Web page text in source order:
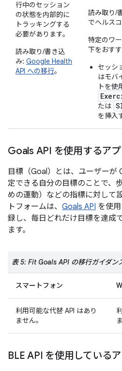
行中のセッション
の状態を内部的に
トラッキングする
必要があります。
読み取り/書き込
み: Google Health
API への移行。
読み取り/
でヘルス
特定のワ
下をおすす
セッシ
はモバ
トを使
たは
を挿入
Goals API を使用するアプ
目標（Goal）とは、ユーザーが
定できる自分の目標のことで、
めの運動）などの指標に対して
トフォームは、 Goals API を使
録し、毎日どれだけ目標を達成
ます。
表 5: Fit Goals API の移行ガイダン
スマートフォン
利用可能な代替 API はあり
ません。
BLE API を使用している